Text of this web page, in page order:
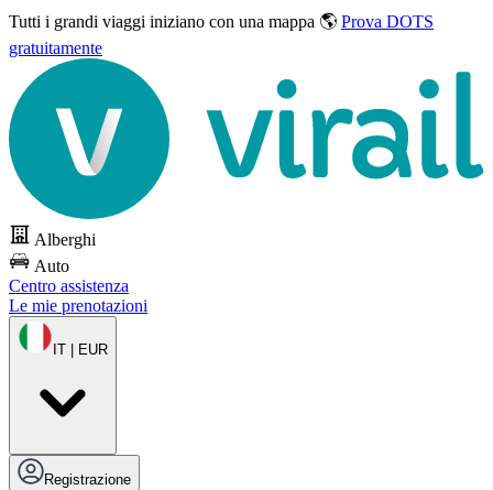
Tutti i grandi viaggi iniziano con una mappa 🌎 Prova DOTS
gratuitamente
Alberghi
Auto
Centro assistenza
Le mie prenotazioni
IT | EUR
Registrazione